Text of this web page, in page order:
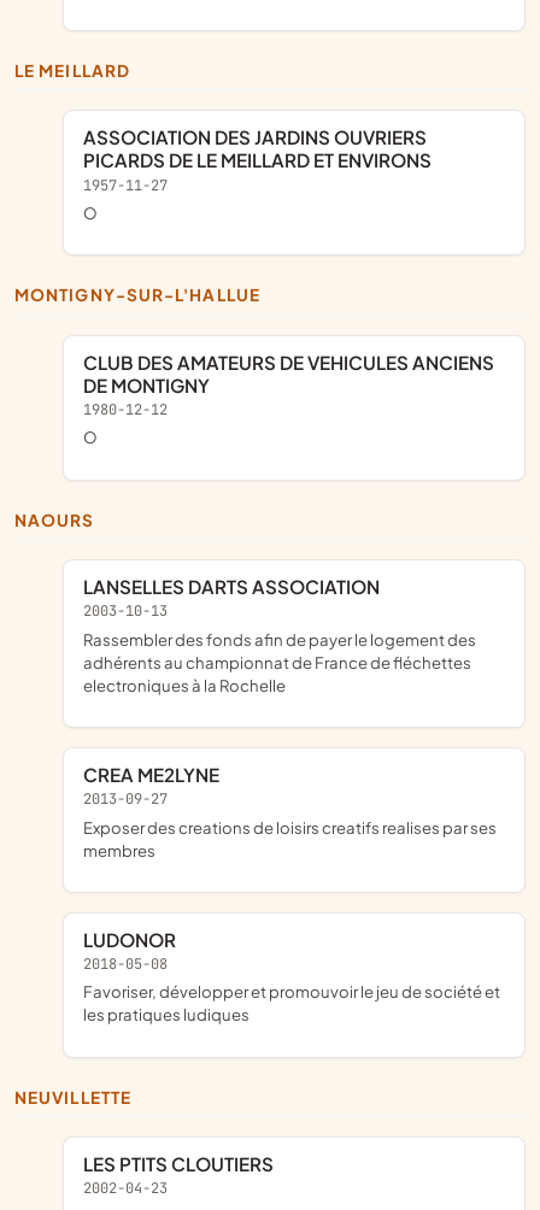
LE MEILLARD
ASSOCIATION DES JARDINS OUVRIERS
PICARDS DE LE MEILLARD ET ENVIRONS
1957-11-27
o
MONTIGNY-SUR-L'HALLUE
CLUB DES AMATEURS DE VEHICULES ANCIENS
DE MONTIGNY
1980-12-12
o
NAOURS
LANSELLES DARTS ASSOCIATION
2003-10-13
Rassembler des fonds afin de payer le logement des
adhérents au championnat de France de fléchettes
electroniques à la Rochelle
CREA ME2LYNE
2013-09-27
exposer des creations de loisirs creatifs realises par ses
membres
LUDONOR
2018-05-08
favoriser, développer et promouvoir le jeu de société et
les pratiques ludiques
NEUVILLETTE
LES PTITS CLOUTIERS
2002-04-23